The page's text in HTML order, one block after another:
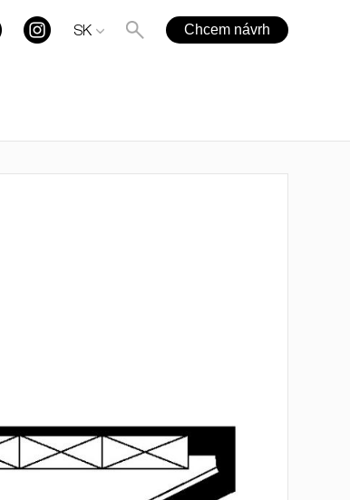
SK Chcem návrh